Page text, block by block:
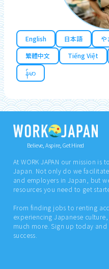
English 日本語 や
繁體中文
Tiếng Việt
န်မာ
Believe, Aspire, Get Hired
At WORK JAPAN our mission
Japan. Not only do we
and employers in Japan, but
resources you need to get
From finding jobs to renting
experiencing Japanese
much more. Sign up today
success.